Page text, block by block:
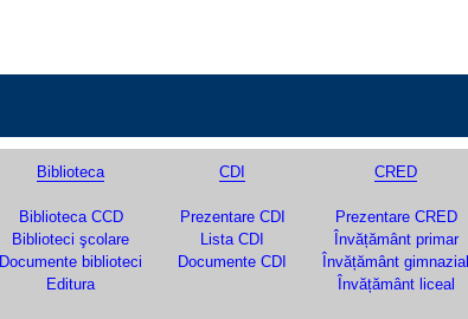
Biblioteca
Biblioteca CCD
Biblioteci şcolare
Documente biblioteci
Editura
CDI
Prezentare CDI
Lista CDI
Documente CDI
CRED
Prezentare CRED
Învățământ primar
Învățământ gimnazial
Învățământ liceal